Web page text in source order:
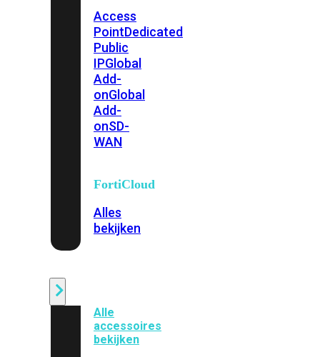
Access
PointDedicated
Public
IPGlobal
Add-
onGlobal
Add-
onSD-
WAN
FortiCloud
Alles
bekijken
Alle
accessoires
bekijken